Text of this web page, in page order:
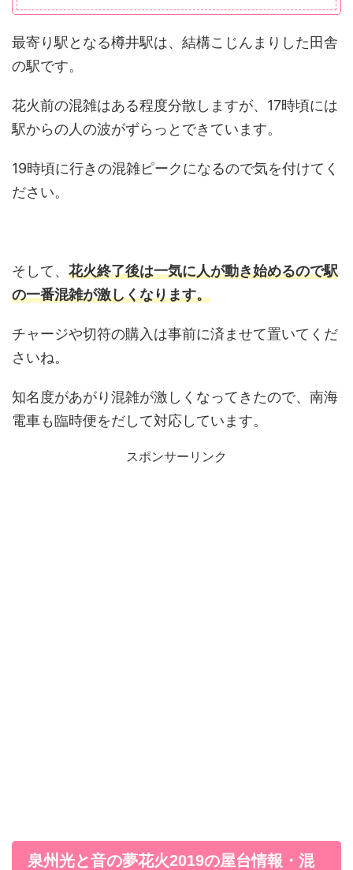
最寄り駅となる樽井駅は、結構こじんまりした田舎
の駅です。
花火前の混雑はある程度分散しますが、17時頃には
駅からの人の波がずらっとできています。
19時頃に行きの混雑ピークになるので気を付けてく
ださい。
そして、 花火終了後は一気に人が動き始めるので駅
の一番混雑が激しくなります。
チャージや切符の購入は事前に済ませて置いてくだ
さいね。
知名度があがり混雑が激しくなってきたので、南海
電車も臨時便をだして対応しています。
スポンサーリンク
泉州光と音の夢花火2019の屋台情報・混